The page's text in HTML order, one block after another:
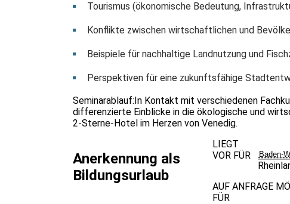
Tourismus (ökonomische Bedeutung,
Konflikte zwischen wirtschaftlichen und
Beispiele für nachhaltige Landnutzung und
Perspektiven für eine zukunftsfähige
Seminarablauf:In Kontakt mit verschiedenen
differenzierte Einblicke in die ökologische und
2-Sterne-Hotel im Herzen von Venedig.
Anerkennung als
Bildungsurlaub
LIEGT
VOR FÜR
Baden-
AUF ANFRAGE
FÜR